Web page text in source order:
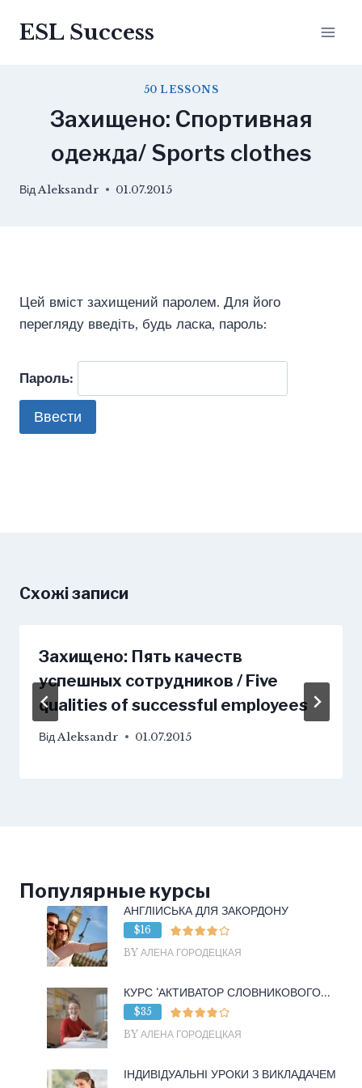
ESL Success
50 LESSONS
Захищено: Спортивная
одежда/ Sports clothes
ВідAleksandr 01.07.2015
Цей вміст захищений паролем. Для його
перегляду введіть, будь ласка, пароль:
Пароль:
Схожі записи
Захищено: Пять качеств
успешных сотрудников / Five
qualities of successful employees
ВідAleksandr 01.07.2015
Популярные курсы
АНГЛІЙСЬКА ДЛЯ ЗАКОРДОНУ
$16
BY АЛЕНА ГОРОДЕЦКАЯ
КУРС ‘АКТИВАТОР СЛОВНИКОВОГО...
$35
BY АЛЕНА ГОРОДЕЦКАЯ
ІНДИВІДУАЛЬНІ УРОКИ З ВИКЛАДАЧЕМ